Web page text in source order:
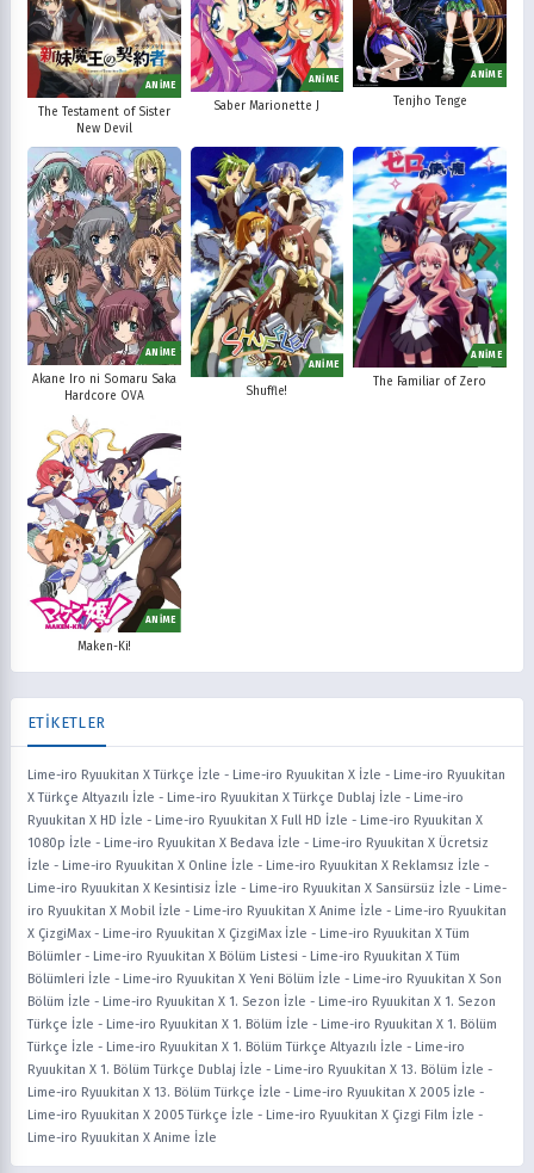
ANİME
The Testament of Sister
New Devil
ANİME
Saber Marionette J
ANİME
Tenjho Tenge
ANİME
Akane Iro ni Somaru Saka
Hardcore OVA
ANİME
Shuffle!
ANİME
The Familiar of Zero
ANİME
Maken-Ki!
ETİKETLER
Lime-iro Ryuukitan X Türkçe İzle - Lime-iro Ryuukitan X İzle - Lime-iro Ryuukitan
X Türkçe Altyazılı İzle - Lime-iro Ryuukitan X Türkçe Dublaj İzle - Lime-iro
Ryuukitan X HD İzle - Lime-iro Ryuukitan X Full HD İzle - Lime-iro Ryuukitan X
1080p İzle - Lime-iro Ryuukitan X Bedava İzle - Lime-iro Ryuukitan X Ücretsiz
İzle - Lime-iro Ryuukitan X Online İzle - Lime-iro Ryuukitan X Reklamsız İzle -
Lime-iro Ryuukitan X Kesintisiz İzle - Lime-iro Ryuukitan X Sansürsüz İzle - Lime-
iro Ryuukitan X Mobil İzle - Lime-iro Ryuukitan X Anime İzle - Lime-iro Ryuukitan
X ÇizgiMax - Lime-iro Ryuukitan X ÇizgiMax İzle - Lime-iro Ryuukitan X Tüm
Bölümler - Lime-iro Ryuukitan X Bölüm Listesi - Lime-iro Ryuukitan X Tüm
Bölümleri İzle - Lime-iro Ryuukitan X Yeni Bölüm İzle - Lime-iro Ryuukitan X Son
Bölüm İzle - Lime-iro Ryuukitan X 1. Sezon İzle - Lime-iro Ryuukitan X 1. Sezon
Türkçe İzle - Lime-iro Ryuukitan X 1. Bölüm İzle - Lime-iro Ryuukitan X 1. Bölüm
Türkçe İzle - Lime-iro Ryuukitan X 1. Bölüm Türkçe Altyazılı İzle - Lime-iro
Ryuukitan X 1. Bölüm Türkçe Dublaj İzle - Lime-iro Ryuukitan X 13. Bölüm İzle -
Lime-iro Ryuukitan X 13. Bölüm Türkçe İzle - Lime-iro Ryuukitan X 2005 İzle -
Lime-iro Ryuukitan X 2005 Türkçe İzle - Lime-iro Ryuukitan X Çizgi Film İzle -
Lime-iro Ryuukitan X Anime İzle